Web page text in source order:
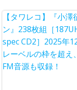
【タワレコ】『小
ン』238枚組［
spec CD2］2025年
レーベルの枠を超え
FM音源も収録！